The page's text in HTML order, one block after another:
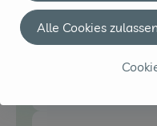
Auswahl ändern
Alle Cookies zulassen